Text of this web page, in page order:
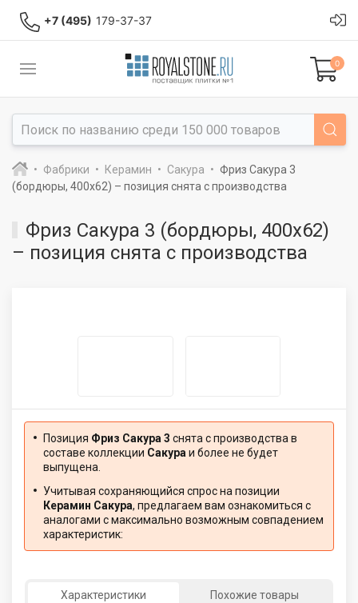
+7 (495) 179-37-37
0
Фабрики Керамин Сакура
Фриз Сакура 3
(бордюры, 400x62) – позиция снята с производства
Фриз Сакура 3 (бордюры, 400x62)
– позиция снята с производства
Позиция Фриз Сакура 3 снята с производства в
составе коллекции Сакураи более не будет
выпущена.
Учитывая сохраняющийся спрос на позиции
Керамин Сакура, предлагаем вам ознакомиться с
аналогами с максимально возможным совпадением
характеристик:
Характеристики Похожие товары